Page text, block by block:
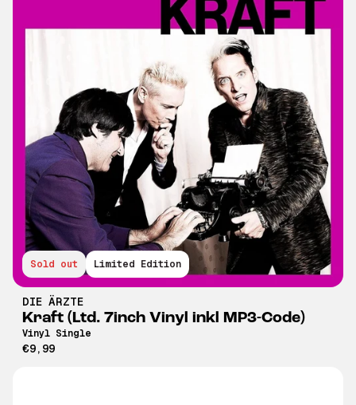
Sold out Limited Edition
DIE ÄRZTE
Kraft (Ltd. 7inch Vinyl inkl MP3-Code)
Vinyl Single
€9,99